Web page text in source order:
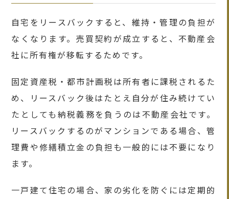
自宅をリースバックすると、維持・管理の負担が
なくなります。売買契約が成立すると、不動産会
社に所有権が移転するためです。
固定資産税・都市計画税は所有者に課税されるた
め、リースバック後はたとえ自分が住み続けてい
たとしても納税義務を負うのは不動産会社です。
リースバックするのがマンションである場合、管
理費や修繕積立金の負担も一般的には不要になり
ます。
一戸建て住宅の場合、家の劣化を防ぐには定期的